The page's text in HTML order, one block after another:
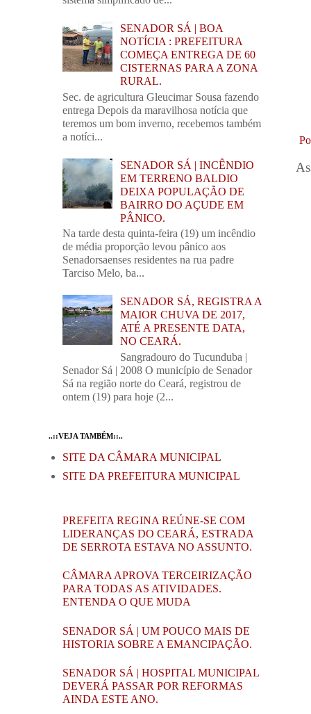
SENADOR SÁ | BOA
NOTÍCIA : PREFEITURA
COMEÇA ENTREGA DE 60
CISTERNAS PARA A ZONA
RURAL.
Sec. de agricultura Gleucimar Sousa fazendo
entrega Depois da maravilhosa notícia que
teremos um bom inverno, recebemos também
a notíci...
SENADOR SÁ | INCÊNDIO
EM TERRENO BALDIO
DEIXA POPULAÇÃO DE
BAIRRO DO AÇUDE EM
PÂNICO.
Na tarde desta quinta-feira (19) um incêndio
de média proporção levou pânico aos
Senadorsaenses residentes na rua padre
Tarciso Melo, ba...
SENADOR SÁ, REGISTRA A
MAIOR CHUVA DE 2017,
ATÉ A PRESENTE DATA,
NO CEARÁ.
Sangradouro do Tucunduba |
Senador Sá | 2008 O município de Senador
Sá na região norte do Ceará, registrou de
ontem (19) para hoje (2...
..::VEJA TAMBÉM::..
SITE DA CÂMARA MUNICIPAL
SITE DA PREFEITURA MUNICIPAL
PREFEITA REGINA REÚNE-SE COM
LIDERANÇAS DO CEARÁ, ESTRADA
DE SERROTA ESTAVA NO ASSUNTO.
CÂMARA APROVA TERCEIRIZAÇÃO
PARA TODAS AS ATIVIDADES.
ENTENDA O QUE MUDA
SENADOR SÁ | UM POUCO MAIS DE
HISTORIA SOBRE A EMANCIPAÇÃO.
SENADOR SÁ | HOSPITAL MUNICIPAL
DEVERÁ PASSAR POR REFORMAS
AINDA ESTE ANO.